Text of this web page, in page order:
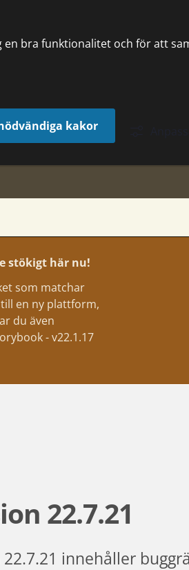
bra funktionalitet och för att
kakor
stökigt här nu!
som matchar
en ny plattform,
du även
- v22.1.17
22.7.21
22.7.21 innehåller